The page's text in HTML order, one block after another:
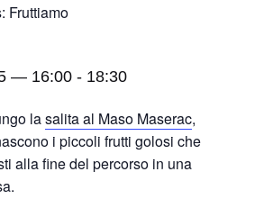
Fruttiamo
— 16:00 - 18:30
lasalita al Maso Maserac,
i piccoli frutti golosi che
alla fine del percorso in una